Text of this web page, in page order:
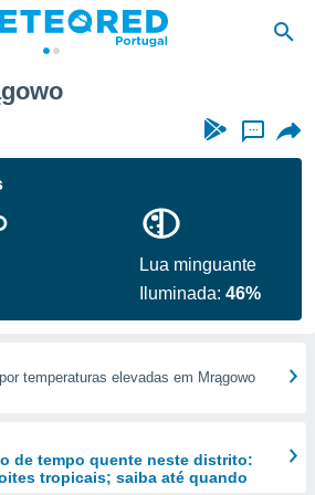
...
Lua minguante
Iluminada:46%
temperaturas elevadas em Mrągowo
de tempo quente neste distrito:
tropicais; saiba até quando